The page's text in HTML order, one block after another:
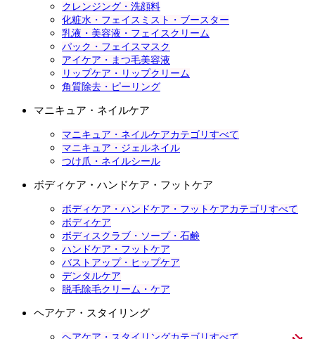
クレンジング・洗顔料
化粧水・フェイスミスト・ブースター
乳液・美容液・フェイスクリーム
パック・フェイスマスク
アイケア・まつ毛美容液
リップケア・リップクリーム
角質除去・ピーリング
マニキュア・ネイルケア
マニキュア・ネイルケアカテゴリすべて
マニキュア・ジェルネイル
つけ爪・ネイルシール
ボディケア・ハンドケア・フットケア
ボディケア・ハンドケア・フットケアカテゴリすべて
ボディケア
ボディスクラブ・ソープ・石鹸
ハンドケア・フットケア
バストアップ・ヒップケア
デンタルケア
脱毛除毛クリーム・ケア
ヘアケア・スタイリング